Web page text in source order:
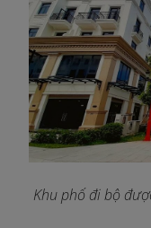
Khu phố đi bộ